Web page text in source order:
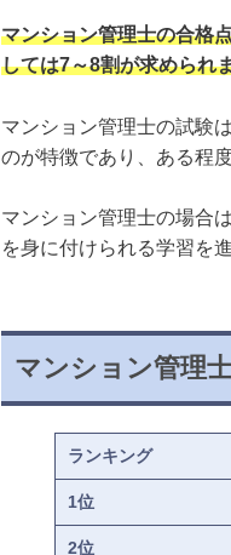
マンション管理士の合格
しては7～8割が求められ
マンション管理士の試験
のが特徴であり、ある程
マンション管理士の場合
を身に付けられる学習を
マンション管理
ランキング
1位
2位